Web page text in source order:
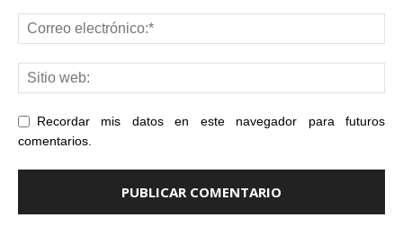
Recordar mis datos en este navegador para futuros
comentarios.